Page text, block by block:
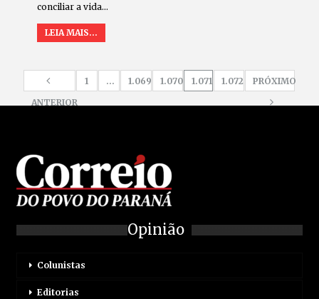
conciliar a vida…
LEIA MAIS...
ANTERIOR
1 … 1.069 1.070 1.071 1.072 PRÓXIMO
Opinião
Colunistas
Editorias